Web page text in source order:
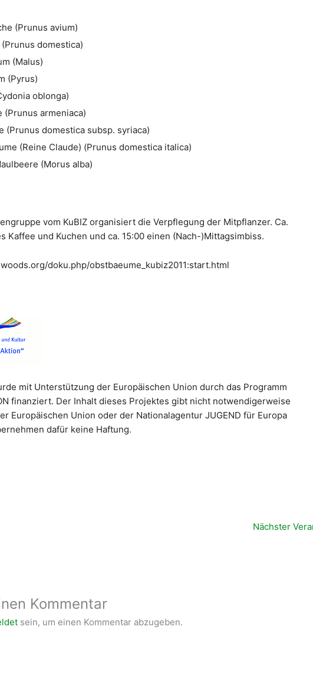
(Prunus avium)
domestica)
(Malus)
(Pyrus)
oblonga)
(Prunus armeniaca)
(Prunus domestica subsp. syriaca)
(Reine Claude) (Prunus domestica italica)
(Morus alba)
vom KuBIZ organisiert die Verpflegung der Mitpflanzer. Ca.
Kaffee und Kuchen und ca. 15:00 einen (Nach-)Mittagsimbiss.
doku.php/obstbaeume_kubiz2011:start.html
mit Unterstützung der Europäischen Union durch das Programm
finanziert. Der Inhalt dieses Projektes gibt nicht notwendigerweise
Europäischen Union oder der Nationalagentur JUGEND für Europa
dafür keine Haftung.
Nächster
Kommentar
sein, um einen Kommentar abzugeben.